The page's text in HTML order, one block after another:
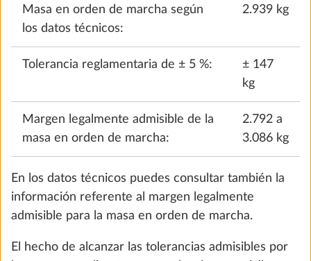
Cortinas térmicas incl. aislamiento zona
4,5 kg
459 €
Añadir
Masa en orden de marcha según
los datos técnicos:
2.939 kg
Tolerancia reglamentaria de ± 5 %:
± 147
kg
Margen legalmente admisible de la
masa en orden de marcha:
2.792 a
3.086 kg
En los datos técnicos puedes consultar también la
información referente al margen legalmente
admisible para la masa en orden de marcha.
El hecho de alcanzar las tolerancias admisibles por